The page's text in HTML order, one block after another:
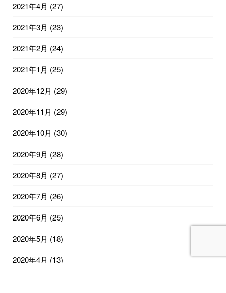
2021年4月 (27)
2021年3月 (23)
2021年2月 (24)
2021年1月 (25)
2020年12月 (29)
2020年11月 (29)
2020年10月 (30)
2020年9月 (28)
2020年8月 (27)
2020年7月 (26)
2020年6月 (25)
2020年5月 (18)
2020年4月 (13)